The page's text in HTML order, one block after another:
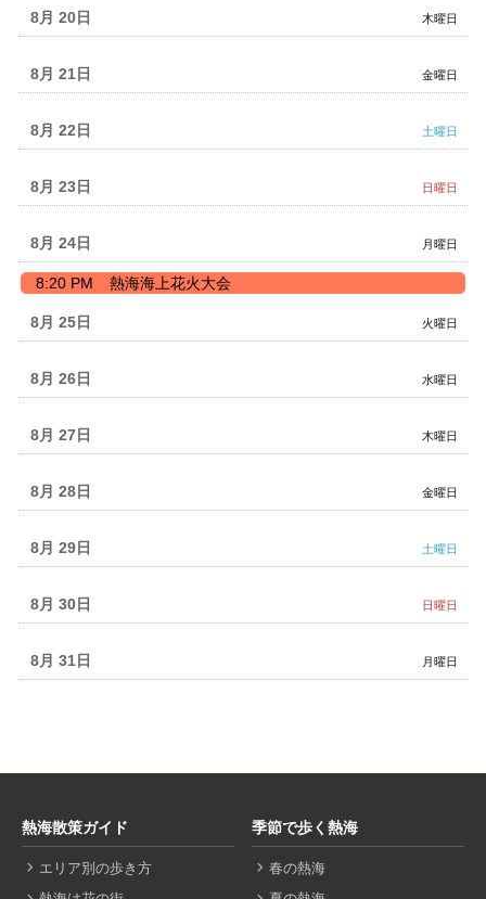
18th
2026
木曜日
8月 20
金曜日
8月 21
土曜日
8月 22
日曜日
8月 23
月曜日
8月 24
月
日,
8
24th
2026
8:20 PM 熱海海上花火大会
火曜日
8月 25
水曜日
8月 26
木曜日
8月 27
金曜日
8月 28
土曜日
8月 29
日曜日
8月 30
月曜日
8月 31
熱海散策ガイド
エリア別の歩き方
季節で歩く熱海
春の熱海